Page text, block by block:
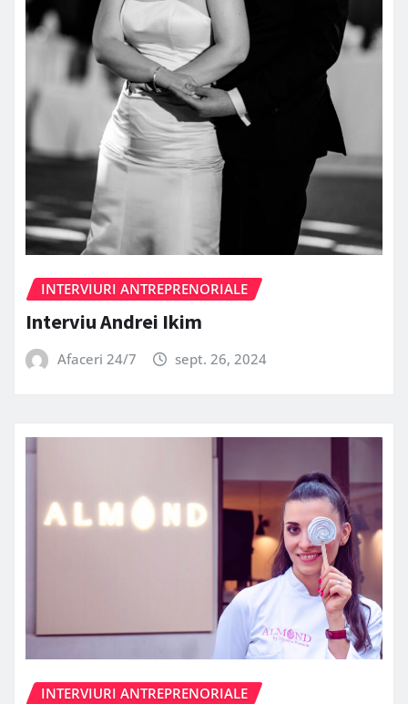
INTERVIURI ANTREPRENORIALE
Interviu Andrei Ikim
Afaceri 24/7 sept. 26, 2024
INTERVIURI ANTREPRENORIALE